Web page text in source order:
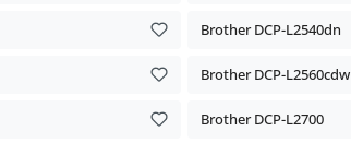
Brother DCP-L2540dn
Brother DCP-L2560cdw
Brother DCP-L2700